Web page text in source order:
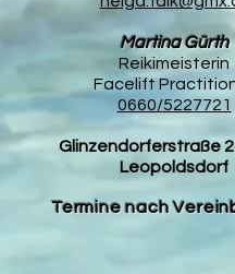
Martina Gürth
Reikimeisterin
Facelift
0660/5227721
Glinzendorferstraße
Leopoldsdorf
Termine nach